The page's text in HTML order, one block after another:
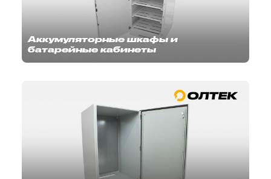
Аккумуляторные шкафы и
батарейные кабинеты